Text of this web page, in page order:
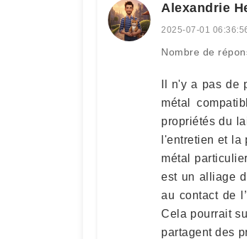
Alexandrie
2025-07-01
Nombre de
Il n'y a pas de
métal
propriétés du
l'entretien et
métal
est un alliage
au contact de
Cela pourrait
partagent des